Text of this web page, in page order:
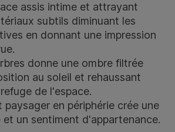
assis intime et attrayant
subtils diminuant les
en donnant une impression
donne une ombre filtrée
au soleil et rehaussant
de l'espace.
paysager en périphérie crée une
un sentiment d'appartenance.